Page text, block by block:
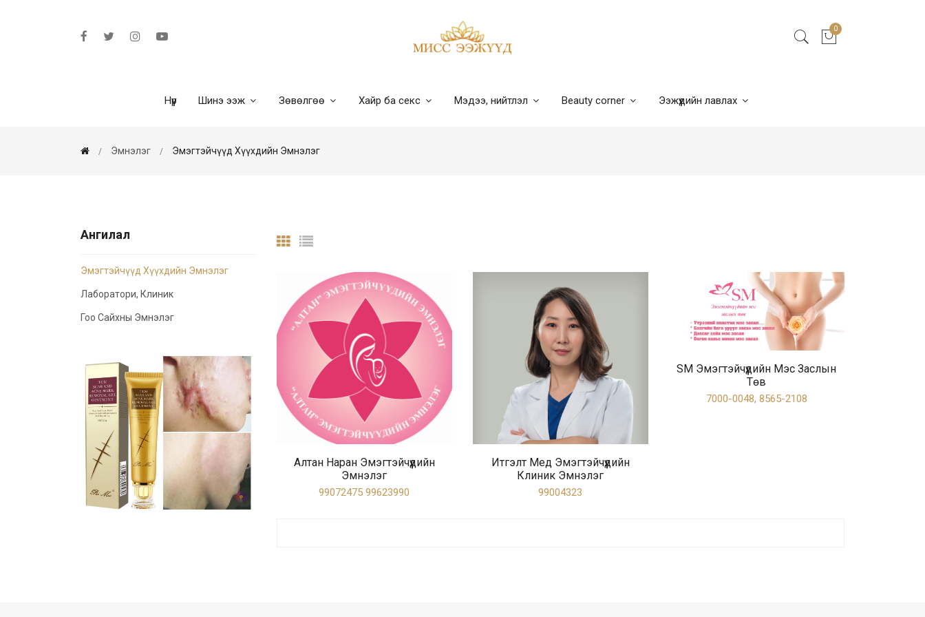
0
Нүүр Шинэ ээж Зөвөлгөө Хайр ба секс Мэдээ, нийтлэл Beauty corner Ээжүүдийн лавлах
Эмнэлэг Эмэгтэйчүүд Хүүхдийн Эмнэлэг
Ангилал
Эмэгтэйчүүд Хүүхдийн Эмнэлэг
Лаборатори, Клиник
Гоо Сайхны Эмнэлэг
Алтан Наран Эмэгтэйчүүдийн
Эмнэлэг
99072475 99623990
Итгэлт Мед Эмэгтэйчүүдийн
Клиник Эмнэлэг
99004323
SM Эмэгтэйчүүдийн Мэс Заслын
Төв
7000-0048, 8565-2108